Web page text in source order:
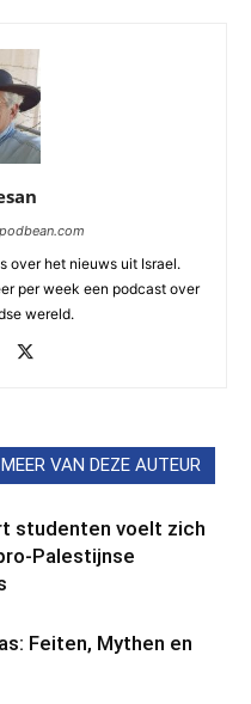
over het nieuws uit Israel.
per week een podcast over
wereld.
MEER VAN DEZE AUTEUR
studenten voelt zich
Palestijnse
Feiten, Mythen en